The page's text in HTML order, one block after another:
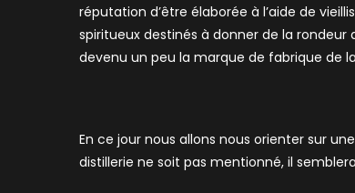
réputation d’être élaborée à l’aide de
spiritueux destinés à donner de la rondeur
devenu un peu la marque de fabrique de
En ce jour nous allons nous orienter sur
distillerie ne soit pas mentionné, il